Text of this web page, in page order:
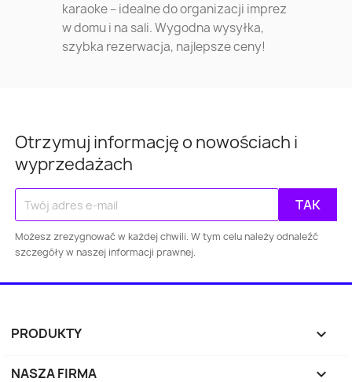
Warszawa Kraków Łódź
Gdańsk Szczecin Bydgoszcz
karaoke – idealne do organizacji imprez
w domu i na sali. Wygodna wysyłka,
szybka rezerwacja, najlepsze ceny!
Otrzymuj informację o nowościach i
wyprzedażach
Możesz zrezygnować w każdej chwili. W tym celu należy odnaleźć
szczegóły w naszej informacji prawnej.
PRODUKTY 
NASZA FIRMA 